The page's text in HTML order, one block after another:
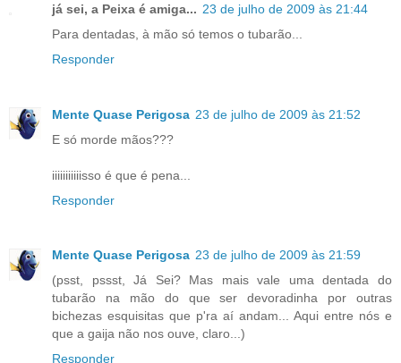
já sei, a Peixa é amiga... 23 de julho de 2009 às 21:44
Para dentadas, à mão só temos o tubarão...
Responder
Mente Quase Perigosa 23 de julho de 2009 às 21:52
E só morde mãos???
iiiiiiiiiiisso é que é pena...
Responder
Mente Quase Perigosa 23 de julho de 2009 às 21:59
(psst, pssst, Já Sei? Mas mais vale uma dentada do
tubarão na mão do que ser devoradinha por outras
bichezas esquisitas que p'ra aí andam... Aqui entre nós e
que a gaija não nos ouve, claro...)
Responder